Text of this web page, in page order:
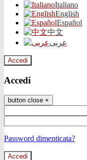
Italiano
English
Español
中文
عربى
Accedi
Accedi
button close ×
Password dimenticata?